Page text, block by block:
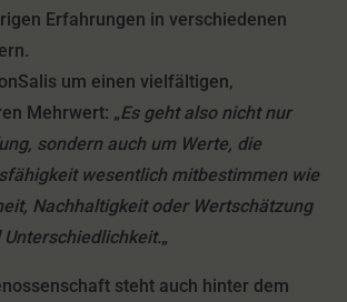
Erfahrungen in verschiedenen
um einen vielfältigen,
Mehrwert: „Es geht also nicht nur
sondern auch um Werte, die
wesentlich mitbestimmen wie
Nachhaltigkeit oder Wertschätzung
„
steht auch hinter dem